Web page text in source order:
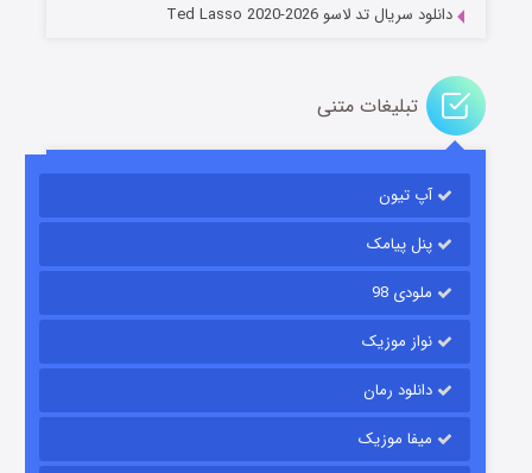
دانلود سریال تد لاسو Ted Lasso 2020-2026
تبلیغات متنی
آپ تیون
پنل پیامک
ملودی 98
نواز موزیک
دانلود رمان
میفا موزیک